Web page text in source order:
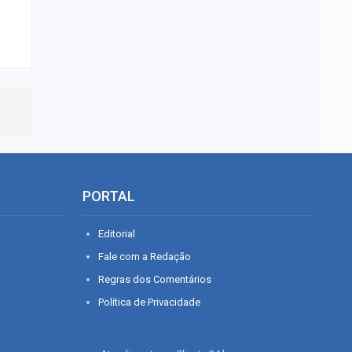
PORTAL
Editorial
Fale com a Redação
Regras dos Comentários
Política de Privacidade